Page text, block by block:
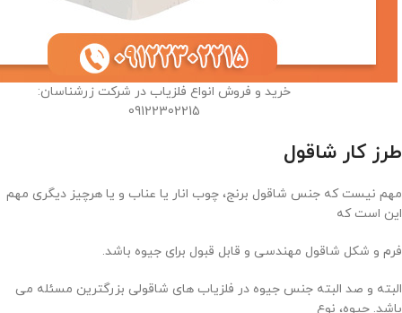
خرید و فروش انواع فلزیاب در شرکت زرشناسان:
09122302215
طرز کار شاقول
مهم نیست که جنس شاقول برنج، چوب انار یا عناب و یا هرچیز دیگری مهم
این است که
فرم و شکل شاقول مهندسی و قابل قبول برای جیوه باشد.
البته و صد البته جنس جیوه در فلزیاب های شاقولی بزرگترین مسئله می
باشد. جیوه، نوع